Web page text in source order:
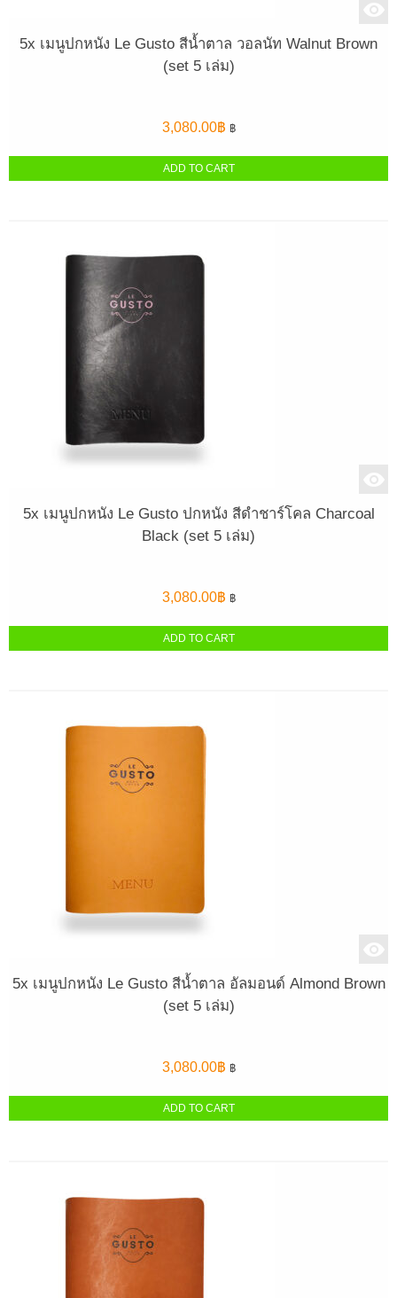
5x เมนูปกหนัง Le Gusto สีน้ำตาล วอลนัท Walnut Brown
(set 5 เล่ม)
3,080.00฿ ฿
ADD TO CART
5x เมนูปกหนัง Le Gusto ปกหนัง สีดำชาร์โคล Charcoal
Black (set 5 เล่ม)
3,080.00฿ ฿
ADD TO CART
5x เมนูปกหนัง Le Gusto สีน้ำตาล อัลมอนด์ Almond Brown
(set 5 เล่ม)
3,080.00฿ ฿
ADD TO CART